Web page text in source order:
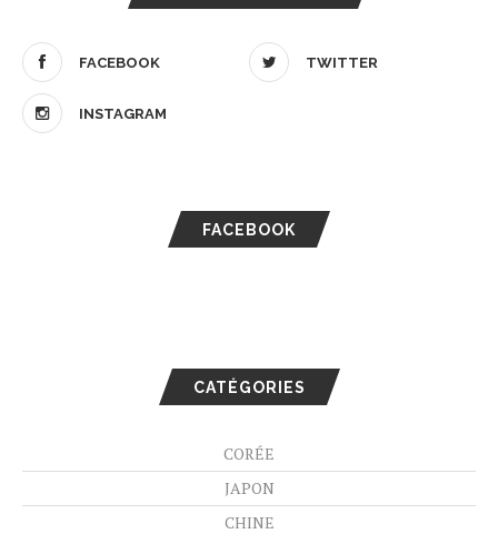
FACEBOOK TWITTER
INSTAGRAM
FACEBOOK
CATÉGORIES
CORÉE
JAPON
CHINE